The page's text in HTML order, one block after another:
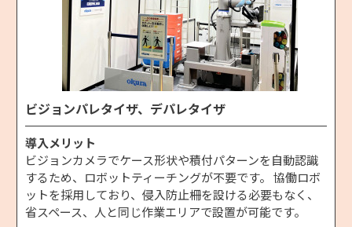
ビジョンパレタイザ、デパレタイザ
導入メリット
ビジョンカメラでケース形状や積付パターンを自動認識
するため、ロボットティーチングが不要です。 協働ロボ
ットを採用しており、侵入防止柵を設ける必要もなく、
省スペース、人と同じ作業エリアで設置が可能です。